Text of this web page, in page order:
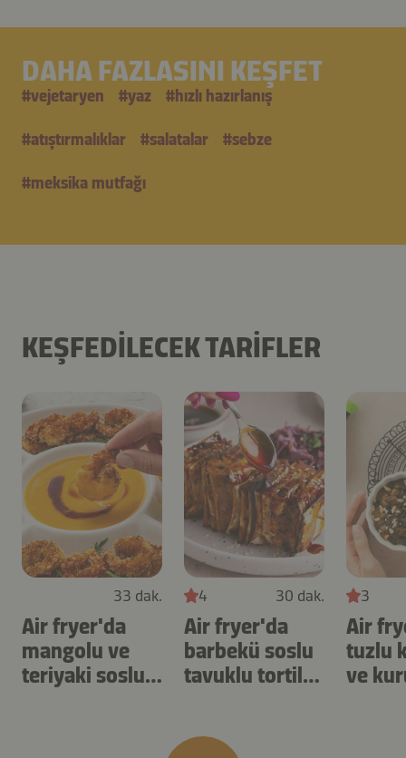
DAHA FAZLASINI KEŞFET
#vejetaryen #yaz #hızlı hazırlanış
#atıştırmalıklar #salatalar #sebze
#meksika mutfağı
KEŞFEDILECEK TARIFLER
33 dak.
Air fryer'da
mangolu ve
teriyaki soslu
4 30 dak.
Air fryer'da
barbekü soslu
tavuklu tortilla
3
Air
tuzlu
ve